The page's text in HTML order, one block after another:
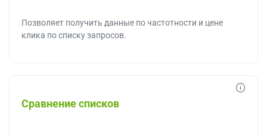
Позволяет получить данные по частотности и цене
клика по списку запросов.
Сравнение списков